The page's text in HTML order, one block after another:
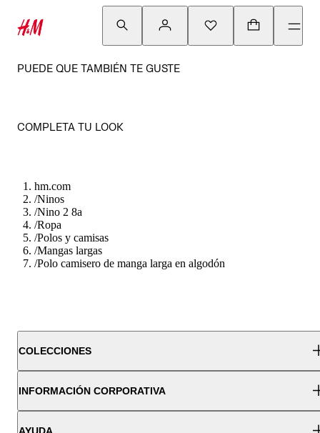
PUEDE QUE TAMBIÉN TE GUSTE
COMPLETA TU LOOK
hm.com
/Ninos
/Nino 2 8a
/Ropa
/Polos y camisas
/Mangas largas
/Polo camisero de manga larga en algodón
COLECCIONES
INFORMACIÓN CORPORATIVA